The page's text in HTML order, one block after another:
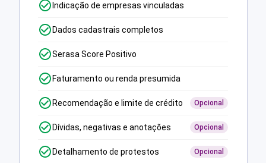
Indicação de empresas vinculadas
Dados cadastrais completos
Serasa Score Positivo
Faturamento ou renda presumida
Recomendação e limite de crédito Opcional
Dívidas, negativas e anotações Opcional
Detalhamento de protestos Opcional